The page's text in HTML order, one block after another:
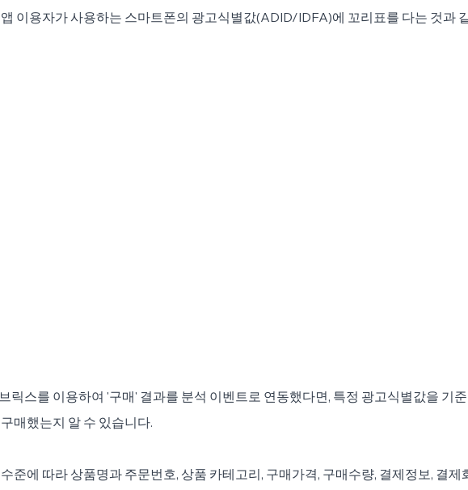
이용자가 사용하는 스마트폰의 광고식별값(ADID/IDFA)에 꼬리표를 다는 것과
릭스를 이용하여 '구매' 결과를 분석 이벤트로 연동했다면, 특정 광고식별값을 기
매했는지 알 수 있습니다.
준에 따라 상품명과 주문번호, 상품 카테고리, 구매가격, 구매수량, 결제정보, 결제